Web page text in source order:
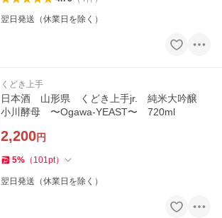
翌日発送（休業日を除く）
くどき上手
日本酒 山形県 くどき上手jr. 純米大吟醸
小川酵母 〜Ogawa-YEAST〜 720ml
2,200円
5% （ 101pt）
翌日発送（休業日を除く）